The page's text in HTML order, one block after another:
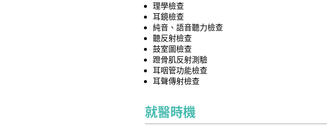
理學檢查
耳鏡檢查
純音、語音聽力檢查
聽反射檢查
鼓室圖檢查
蹬骨肌反射測驗
耳咽管功能檢查
耳聲傳射檢查
就醫時機